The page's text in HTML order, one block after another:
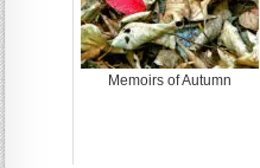
Memoirs of Autumn